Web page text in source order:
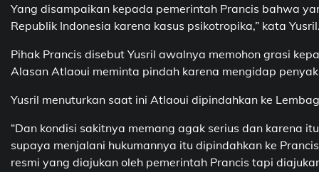
Yang disampaikan kepada pemerintah Prancis bahwa
Republik Indonesia karena kasus psikotropika,” kata
Pihak Prancis disebut Yusril awalnya memohon grasi
Alasan Atlaoui meminta pindah karena mengidap
Yusril menuturkan saat ini Atlaoui dipindahkan ke
“Dan kondisi sakitnya memang agak serius dan karena
supaya menjalani hukumannya itu dipindahkan ke
resmi yang diajukan oleh pemerintah Prancis tapi